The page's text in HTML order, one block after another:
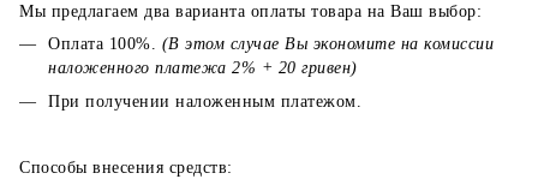
Мы предлагаем два варианта оплаты товара на Ваш выбор:
Оплата 100%. (В этом случае Вы экономите на комиссии
наложенного платежа 2% + 20 гривен)
При получении наложенным платежом.
Способы внесения средств: